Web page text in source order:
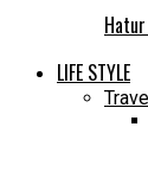
LIFE STYLE